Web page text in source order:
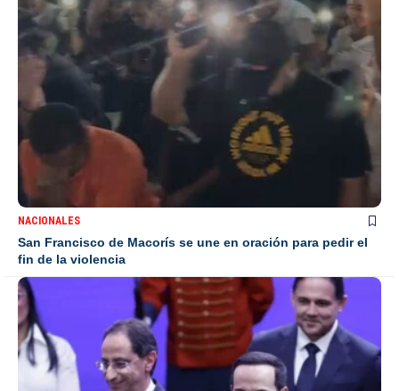
NACIONALES
San Francisco de Macorís se une en oración para pedir el
fin de la violencia